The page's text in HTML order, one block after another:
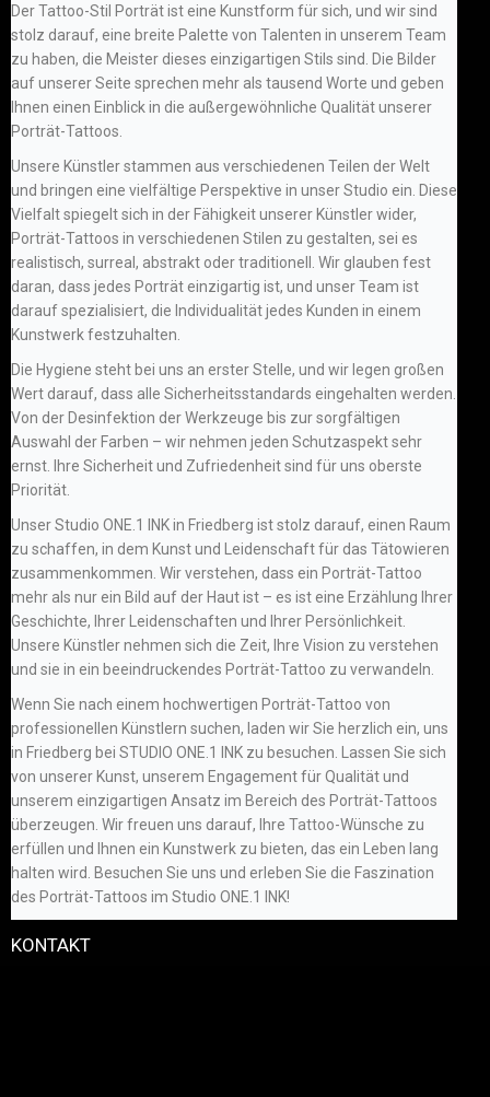
Der Tattoo-Stil Porträt ist eine Kunstform für sich, und wir sind
stolz darauf, eine breite Palette von Talenten in unserem Team
zu haben, die Meister dieses einzigartigen Stils sind. Die Bilder
auf unserer Seite sprechen mehr als tausend Worte und geben
Ihnen einen Einblick in die außergewöhnliche Qualität unserer
Porträt-Tattoos.
Unsere Künstler stammen aus verschiedenen Teilen der Welt
und bringen eine vielfältige Perspektive in unser Studio ein. Diese
Vielfalt spiegelt sich in der Fähigkeit unserer Künstler wider,
Porträt-Tattoos in verschiedenen Stilen zu gestalten, sei es
realistisch, surreal, abstrakt oder traditionell. Wir glauben fest
daran, dass jedes Porträt einzigartig ist, und unser Team ist
darauf spezialisiert, die Individualität jedes Kunden in einem
Kunstwerk festzuhalten.
Die Hygiene steht bei uns an erster Stelle, und wir legen großen
Wert darauf, dass alle Sicherheitsstandards eingehalten werden.
Von der Desinfektion der Werkzeuge bis zur sorgfältigen
Auswahl der Farben – wir nehmen jeden Schutzaspekt sehr
ernst. Ihre Sicherheit und Zufriedenheit sind für uns oberste
Priorität.
Unser Studio ONE.1 INK in Friedberg ist stolz darauf, einen Raum
zu schaffen, in dem Kunst und Leidenschaft für das Tätowieren
zusammenkommen. Wir verstehen, dass ein Porträt-Tattoo
mehr als nur ein Bild auf der Haut ist – es ist eine Erzählung Ihrer
Geschichte, Ihrer Leidenschaften und Ihrer Persönlichkeit.
Unsere Künstler nehmen sich die Zeit, Ihre Vision zu verstehen
und sie in ein beeindruckendes Porträt-Tattoo zu verwandeln.
Wenn Sie nach einem hochwertigen Porträt-Tattoo von
professionellen Künstlern suchen, laden wir Sie herzlich ein, uns
in Friedberg bei STUDIO ONE.1 INK zu besuchen. Lassen Sie sich
von unserer Kunst, unserem Engagement für Qualität und
unserem einzigartigen Ansatz im Bereich des Porträt-Tattoos
überzeugen. Wir freuen uns darauf, Ihre Tattoo-Wünsche zu
erfüllen und Ihnen ein Kunstwerk zu bieten, das ein Leben lang
halten wird. Besuchen Sie uns und erleben Sie die Faszination
des Porträt-Tattoos im Studio ONE.1 INK!
KONTAKT